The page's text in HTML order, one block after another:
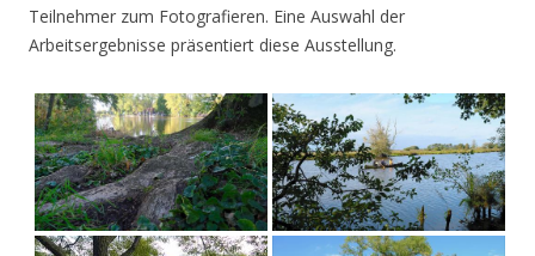
Teilnehmer zum Fotografieren. Eine Auswahl der
Arbeitsergebnisse präsentiert diese Ausstellung.